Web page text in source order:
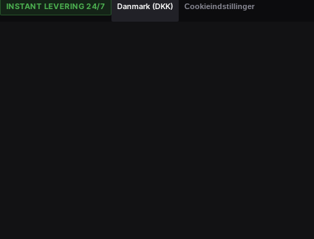
INSTANT LEVERING 24/7 Danmark (DKK) Cookieindstillinger